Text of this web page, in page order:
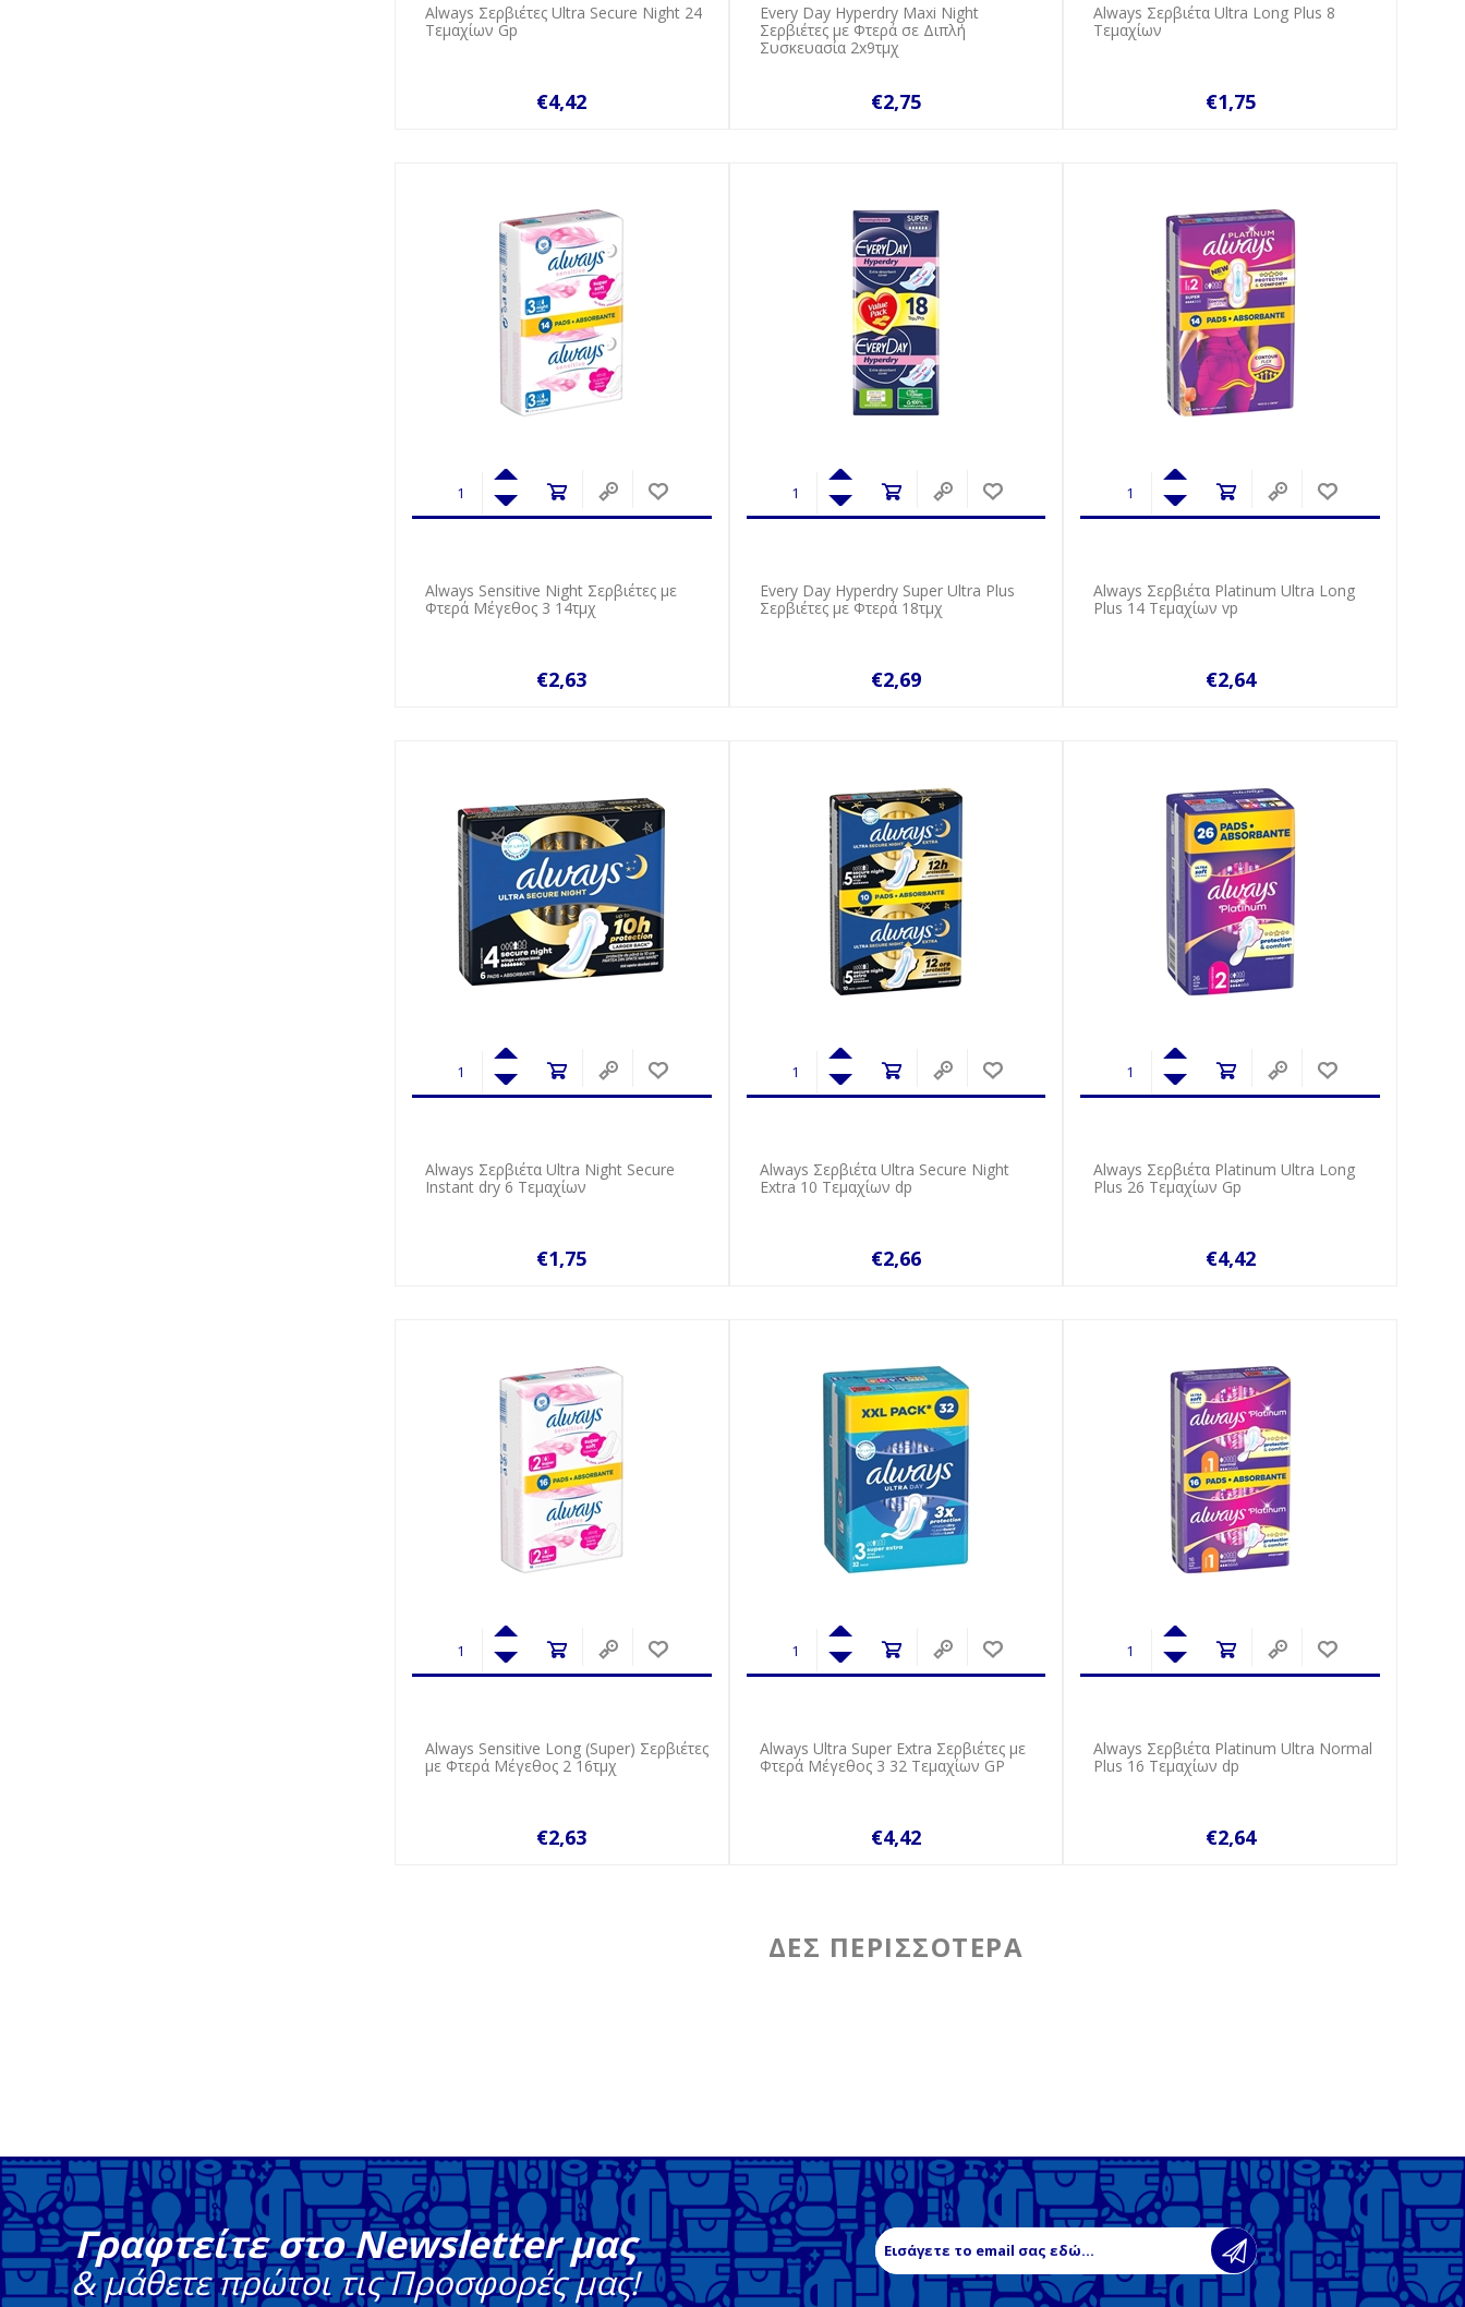
Always Σερβιέτες Ultra Secure Νight 24
Τεμαχίων Gp
€4,42
Every Day Hyperdry Maxi Night
Σερβιέτες με Φτερά σε Διπλή
Συσκευασία 2x9τμχ
€2,75
Always Σερβιέτα Ultra Long Plus 8
Τεμαχίων
€1,75
Always Sensitive Night Σερβιέτες με
Φτερά Μέγεθος 3 14τμχ
€2,63
Every Day Hyperdry Super Ultra Plus
Σερβιέτες με Φτερά 18τμχ
€2,69
Always Σερβιέτα Platinum Ultra Long
Plus 14 Τεμαχίων vp
€2,64
Always Σερβιέτα Ultra Night Secure
Instant dry 6 Τεμαχίων
€1,75
Always Σερβιέτα Ultra Secure Νight
Εxtra 10 Τεμαχίων dp
€2,66
Always Σερβιέτα Platinum Ultra Long
Plus 26 Τεμαχίων Gp
€4,42
Always Sensitive Long (Super) Σερβιέτες
με Φτερά Μέγεθος 2 16τμχ
€2,63
Always Ultra Super Extra Σερβιέτες με
Φτερά Μέγεθος 3 32 Tεμαχίων GP
€4,42
Always Σερβιέτα Platinum Ultra Normal
Plus 16 Τεμαχίων dp
€2,64
Γραφτείτε στο Newsletter μας
& μάθετε πρώτοι τις Προσφορές μας!